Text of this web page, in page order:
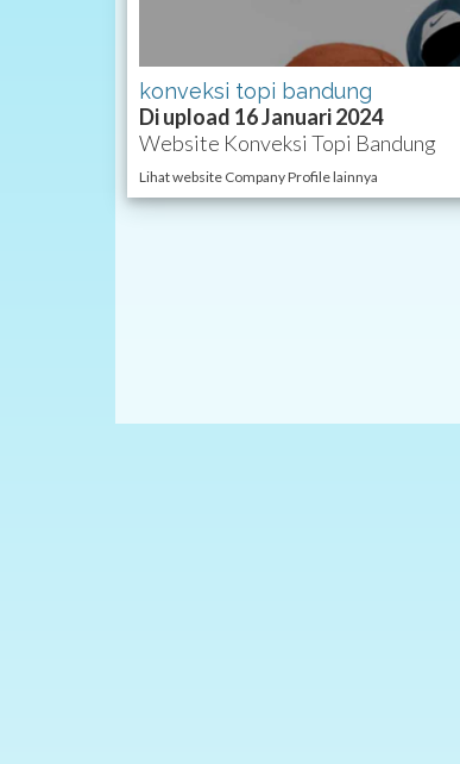
konveksi topi bandung
Di upload 16 Januari 2024
Website Konveksi Topi Bandung
Lihat website Company Profile lainnya